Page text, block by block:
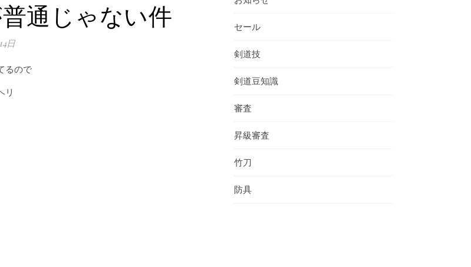
通じゃない件
日
るので
リ
セール
剣道技
剣道豆知識
審査
昇級審査
竹刀
防具